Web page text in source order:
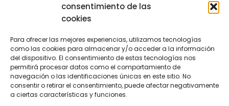
consentimiento de las
cookies
Para ofrecer las mejores experiencias, utilizamos tecnologías
como las cookies para almacenar y/o acceder a la información
del dispositivo. El consentimiento de estas tecnologías nos
permitirá procesar datos como el comportamiento de
navegación o las identificaciones únicas en este sitio. No
consentir o retirar el consentimiento, puede afectar negativamente
a ciertas características y funciones.
Marcos Mateos, publica en La
Verdad un artículo sobre el
impacto económico y social del
calor extremo